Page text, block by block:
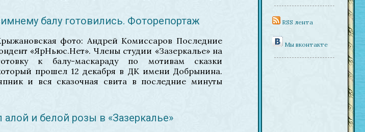
балу готовились. Фоторепортаж
фото: Андрей Комиссаров Последние
«ЯрНьюс.Нет». Члены студии «Зазеркалье» на
к балу-маскараду по мотивам сказки
прошел 12 декабря в ДК имени Добрынина.
и вся сказочная свита в последние минуты
и белой розы в «Зазеркалье»
RSS лента
Мы вконтакте